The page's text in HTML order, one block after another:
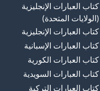
كتاب العبارات الإنجليزية
(الولايات المتحدة)
كتاب العبارات الإنجليزية
كتاب العبارات الإسبانية
كتاب العبارات الكورية
كتاب العبارات السويدية
كتاب العبارات التركية